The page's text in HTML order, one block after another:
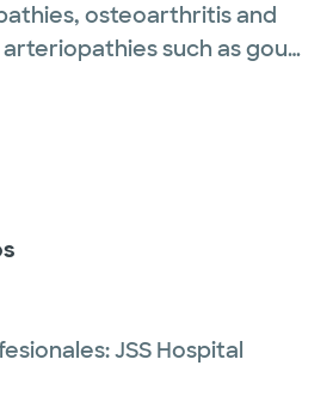
osteoarthritis and
such as gout
treats connective tissue
lupus
polymyalgia
and
has two daughters. In his
spending time with his
He enjoys classical music,
JSS Hospital